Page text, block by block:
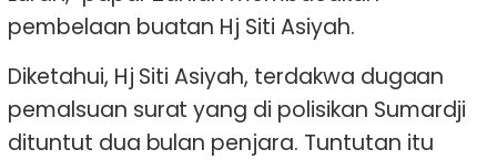
pembelaan buatan Hj Siti Asiyah.
Diketahui, Hj Siti Asiyah, terdakwa dugaan
pemalsuan surat yang di polisikan Sumardji
dituntut dua bulan penjara. Tuntutan itu